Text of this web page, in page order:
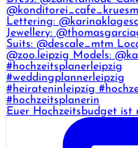
Euer Hochzeitsbudget ist